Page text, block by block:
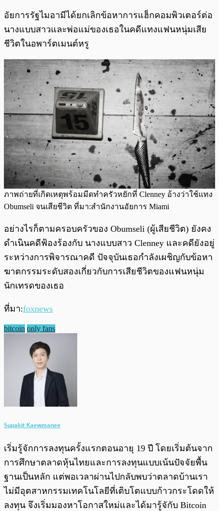
อัยการรัฐไมอามีได้ยกเลิกข้อหาการแฮ็กคอมพิวเตอร์ต่อ
นางแบบสาวและพ่อแม่ของเธอในคดีแทงแฟนหนุ่มเสีย
ชีวิตในอพาร์ตเมนต์หรู
ภาพถ่ายที่เกิดเหตุพร้อมมีดทำครัวหยักที่ Clenney อ้างว่าใช้แทง
Obumseli จนเสียชีวิต ที่มา:สำนักงานอัยการ Miami
อย่างไรก็ตามครอบครัวของ Obumseli (ผู้เสียชีวิต) ยังคง
ดำเนินคดีฟ้องร้องกับ นางแบบสาว Clenney และคดียังอยู่
ระหว่างการพิจารณาคดี ปัจจุบันเธอกำลังเผชิญกับข้อหา
ฆาตกรรมระดับสองเกี่ยวกับการเสียชีวิตของแฟนหนุ่ม
นักเทรดของเธอ
ที่มา:foxnews
bitcoin only fans
Supakit Kaewmanee
เริ่มรู้จักการลงทุนครั้งแรกตอนอายุ 19 ปี โดยเริ่มต้นจาก
การศึกษาตลาดหุ้นไทยและการลงทุนแบบเน้นปัจจัยพื้น
ฐานเป็นหลัก แต่พอเวลาผ่านไปกลับพบว่าตลาดบ้านเรา
ไม่มีอุตสาหกรรมเทคโนโลยีที่เติบโตแบบก้าวกระโดดให้
ลงทุน จึงเริ่มมองหาโอกาสใหม่และได้มารู้จักับ Bitcoin